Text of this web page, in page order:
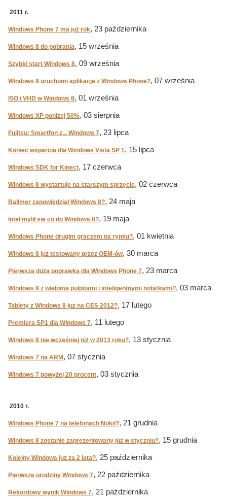
2011 r.
Windows Phone 7 ma już rok, 23 października
Windows 8 do pobrania, 15 września
Szybki start Windows 8, 09 września
Windows 8 uruchomi aplikacje z Windows Phone?, 07 września
ISO i VHD w Windows 8, 01 września
Windows XP poniżej 50%, 03 sierpnia
Fujitsu: Smartfon z... Windows 7, 23 lipca
Koniec wsparcia dla Windows Vista SP 1, 15 lipca
Windows SDK for Kinect, 17 czerwca
Windows 8 wystartuje na starszym sprzęcie, 02 czerwca
Ballmer zapowiedział Windows 8?, 24 maja
Intel mylił się co do Windows 8?, 19 maja
Windows Phone drugim graczem na rynku?, 01 kwietnia
Windows 8 już testowany przez OEM-ów, 30 marca
Pierwsza duża poprawka dla Windows Phone 7, 23 marca
Windows 8 z wieloma pulpitami i inteligentnymi notatkami?, 03 marca
Tablety z Windows 8 już na CES 2012?, 17 lutego
Premiera SP1 dla Windows 7, 11 lutego
Windows 8 nie wcześniej niż w 2013 roku?, 13 stycznia
Windows 7 na ARM , 07 stycznia
Windows 7 powyżej 20 procent, 03 stycznia
2010 r.
Windows Phone 7 na telefonach Nokii?, 21 grudnia
Windows 8 zostanie zaprezentowany już w styczniu?, 15 grudnia
Kolejny Windows już za 2 lata?, 25 października
Pierwsze urodziny Windows 7, 22 października
Rekordowy wynik Windows 7, 21 października